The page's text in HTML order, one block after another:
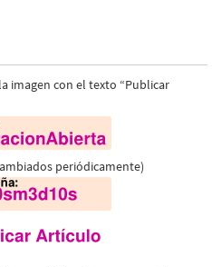
la imagen con el texto “Publicar
periódicamente)